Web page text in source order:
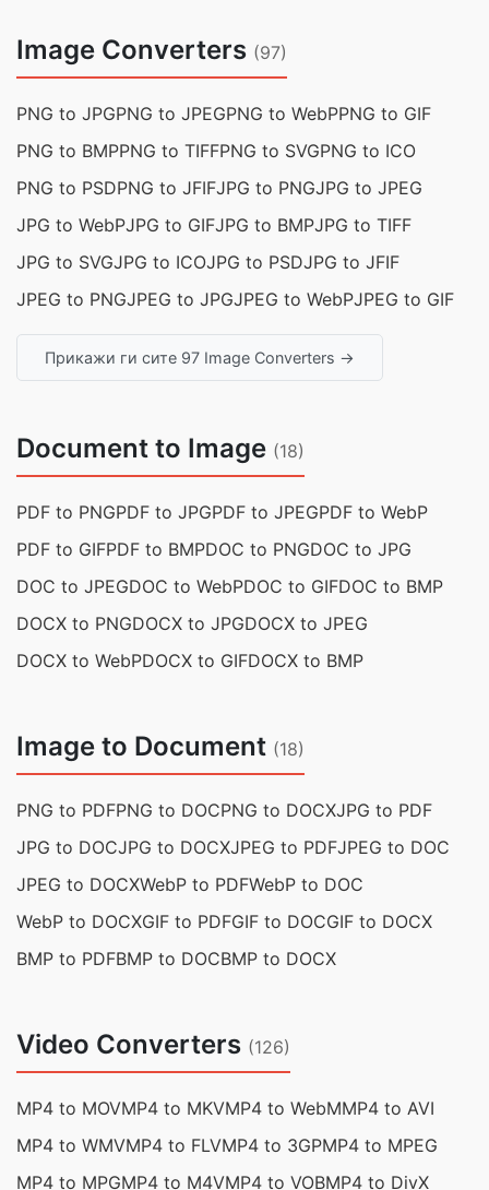
Image Converters (97)
PNG to JPGPNG to JPEGPNG to WebPPNG to GIF
PNG to BMPPNG to TIFFPNG to SVGPNG to ICO
PNG to PSDPNG to JFIFJPG to PNGJPG to JPEG
JPG to WebPJPG to GIFJPG to BMPJPG to TIFF
JPG to SVGJPG to ICOJPG to PSDJPG to JFIF
JPEG to PNGJPEG to JPGJPEG to WebPJPEG to GIF
Прикажи ги сите 97 Image Converters →
Document to Image (18)
PDF to PNGPDF to JPGPDF to JPEGPDF to WebP
PDF to GIFPDF to BMPDOC to PNGDOC to JPG
DOC to JPEGDOC to WebPDOC to GIFDOC to BMP
DOCX to PNGDOCX to JPGDOCX to JPEG
DOCX to WebPDOCX to GIFDOCX to BMP
Image to Document (18)
PNG to PDFPNG to DOCPNG to DOCXJPG to PDF
JPG to DOCJPG to DOCXJPEG to PDFJPEG to DOC
JPEG to DOCXWebP to PDFWebP to DOC
WebP to DOCXGIF to PDFGIF to DOCGIF to DOCX
BMP to PDFBMP to DOCBMP to DOCX
Video Converters (126)
MP4 to MOVMP4 to MKVMP4 to WebMMP4 to AVI
MP4 to WMVMP4 to FLVMP4 to 3GPMP4 to MPEG
MP4 to MPGMP4 to M4VMP4 to VOBMP4 to DivX